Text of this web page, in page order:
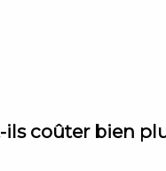
coûter bien